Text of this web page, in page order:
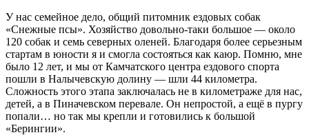
У нас семейное дело, общий питомник ездовых собак
«Снежные псы». Хозяйство довольно-таки большое — около
120 собак и семь северных оленей. Благодаря более серьезным
стартам в юности я и смогла состояться как каюр. Помню, мне
было 12 лет, и мы от Камчатского центра ездового спорта
пошли в Налычевскую долину — шли 44 километра.
Сложность этого этапа заключалась не в километраже для нас,
детей, а в Пиначевском перевале. Он непростой, а ещё в пургу
попали… но так мы крепли и готовились к большой
«Берингии».